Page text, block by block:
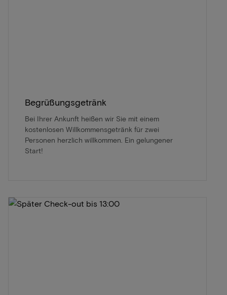
Begrüßungsgetränk
Bei Ihrer Ankunft heißen wir Sie mit einem
kostenlosen Willkommensgetränk für zwei
Personen herzlich willkommen. Ein gelungener
Start!